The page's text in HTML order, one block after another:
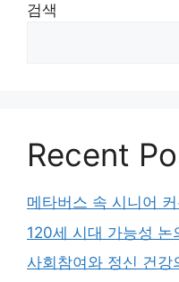
검색
Recent
메타버스 속 시니어 커
120세 시대 가능성 논
사회참여와 정신 건강